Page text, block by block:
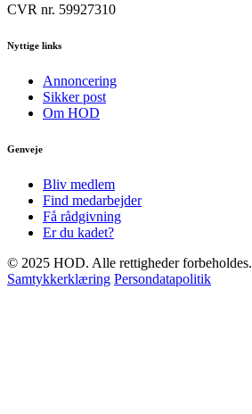
CVR nr. 59927310
Nyttige links
Annoncering
Sikker post
Om HOD
Genveje
Bliv medlem
Find medarbejder
Få rådgivning
Er du kadet?
© 2025 HOD. Alle rettigheder forbeholdes.
Samtykkerklæring Persondatapolitik